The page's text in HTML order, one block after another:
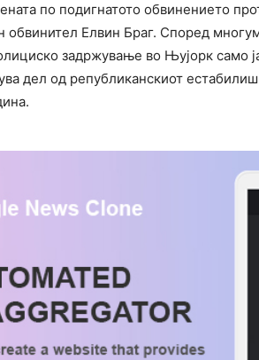
по подигнатото обвинението
обвинител Елвин Браг. Според
задржување во Њујорк само
дел од републиканскиот